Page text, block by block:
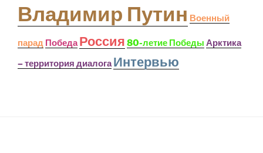
Владимир Путин Военный
парад Победа Россия 80-летие Победы Арктика
– территория диалога Интервью